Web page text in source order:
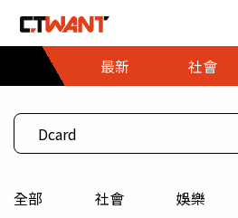
最新
社會
全部 社會 娛樂